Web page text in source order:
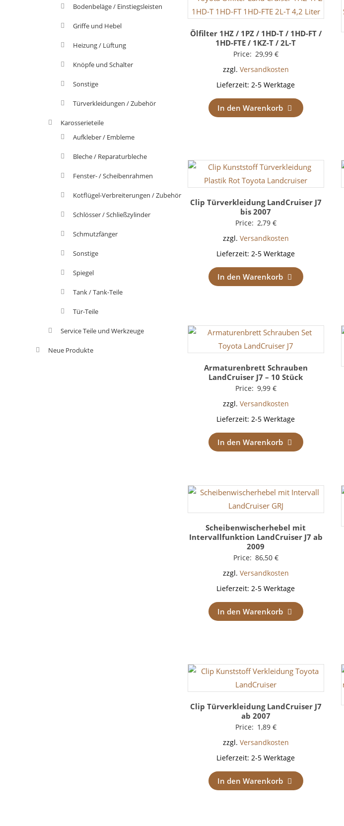
Ölfilter 1HZ / 1PZ / 1HD-T / 1HD-FT /
1HD-FTE / 1KZ-T / 2L-T
Price: 29,99 €
zzgl. Versandkosten
Lieferzeit:2-5 Werktage
In den Warenkorb
Clip Türverkleidung LandCruiser J7
bis 2007
Price: 2,79 €
zzgl. Versandkosten
Lieferzeit:2-5 Werktage
In den Warenkorb
Armaturenbrett Schrauben
LandCruiser J7 – 10 Stück
Price: 9,99 €
zzgl. Versandkosten
Lieferzeit:2-5 Werktage
In den Warenkorb
Scheibenwischerhebel mit
Intervallfunktion LandCruiser J7 ab
2009
Price: 86,50 €
zzgl. Versandkosten
Lieferzeit:2-5 Werktage
In den Warenkorb
Clip Türverkleidung LandCruiser J7
ab 2007
Price: 1,89 €
zzgl. Versandkosten
Lieferzeit:2-5 Werktage
In den Warenkorb
Bodenbeläge / Einstiegsleisten
Griffe und Hebel
Heizung / Lüftung
Knöpfe und Schalter
Sonstige
Türverkleidungen / Zubehör
Karosserieteile
Aufkleber / Embleme
Bleche / Reparaturbleche
Fenster- / Scheibenrahmen
Kotflügel-Verbreiterungen / Zubehör
Schlösser / Schließzylinder
Schmutzfänger
Sonstige
Spiegel
Tank / Tank-Teile
Tür-Teile
Service Teile und Werkzeuge
Neue Produkte